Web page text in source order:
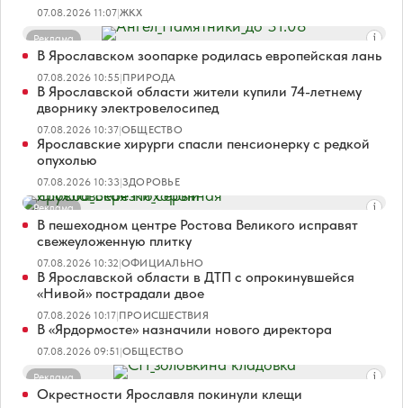
07.08.2026 11:07|ЖКХ
Реклама
В Ярославском зоопарке родилась европейская лань
07.08.2026 10:55|ПРИРОДА
В Ярославской области жители купили 74-летнему
дворнику электровелосипед
07.08.2026 10:37|ОБЩЕСТВО
Ярославские хирурги спасли пенсионерку с редкой
опухолью
07.08.2026 10:33|ЗДОРОВЬЕ
Реклама
В пешеходном центре Ростова Великого исправят
свежеуложенную плитку
07.08.2026 10:32|ОФИЦИАЛЬНО
В Ярославской области в ДТП с опрокинувшейся
«Нивой» пострадали двое
07.08.2026 10:17|ПРОИСШЕСТВИЯ
В «Ярдормосте» назначили нового директора
07.08.2026 09:51|ОБЩЕСТВО
Реклама
Окрестности Ярославля покинули клещи